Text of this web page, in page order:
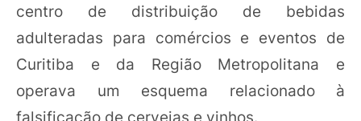
centro de distribuição de bebidas
adulteradas para comércios e eventos de
Curitiba e da Região Metropolitana e
operava um esquema relacionado à
falsificação de cervejas e vinhos.